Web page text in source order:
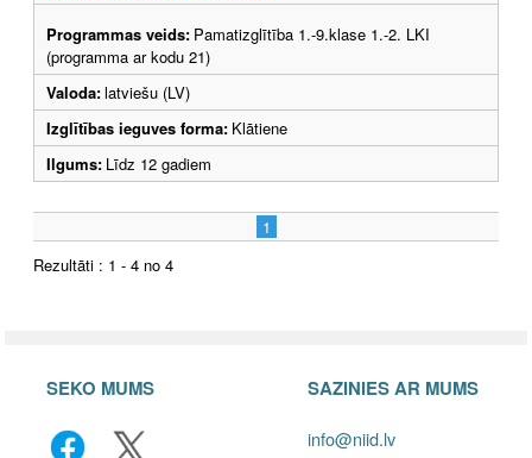
Programmas veids: Pamatizglītība 1.-9.klase 1.-2. LKI
(programma ar kodu 21)
Valoda:latviešu (LV)
Izglītības ieguves forma: Klātiene
Ilgums: Līdz 12 gadiem
1
Rezultāti : 1 - 4 no 4
SEKO MUMS SAZINIES AR MUMS
info@niid.lv